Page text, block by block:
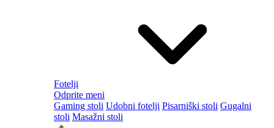
Fotelji
Odprite meni
Gaming stoli Udobni fotelji Pisarniški stoli Gugalni
stoli Masažni stoli